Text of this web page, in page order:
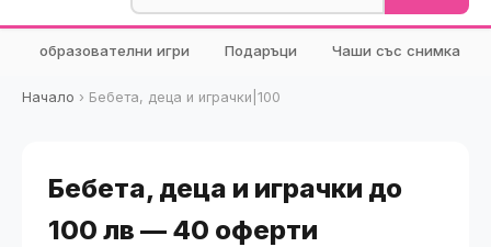
🧮 Калкулатори
🔍 Намери продукт
🎁 Подарък
образователни игри Подаръци Чаши със снимка
Начало › Бебета, деца и играчки|100
Бебета, деца и играчки до
100 лв — 40 оферти